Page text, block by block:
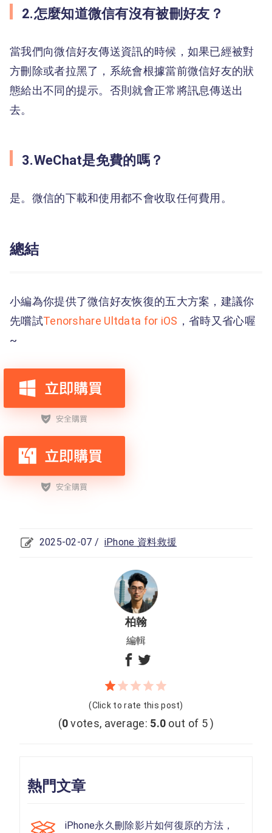
2.怎麼知道微信有沒有被刪好友？
當我們向微信好友傳送資訊的時候，如果已經被對
方刪除或者拉黑了，系統會根據當前微信好友的狀
態給出不同的提示。否則就會正常將訊息傳送出
去。
3.WeChat是免費的嗎？
是。微信的下載和使用都不會收取任何費用。
總結
小編為你提供了微信好友恢復的五大方案，建議你
先嚐試Tenorshare Ultdata for iOS ，省時又省心喔
~
2025-02-07 / iPhone 資料救援
柏翰
編輯
(Click to rate this post)
(0votes, average: 5.0 out of 5 )
熱門文章
iPhone永久刪除影片如何復原的方法，